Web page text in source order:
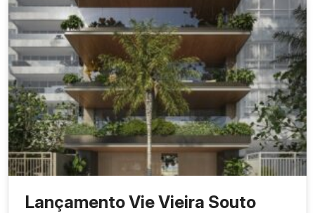
Lançamento Vie Vieira Souto